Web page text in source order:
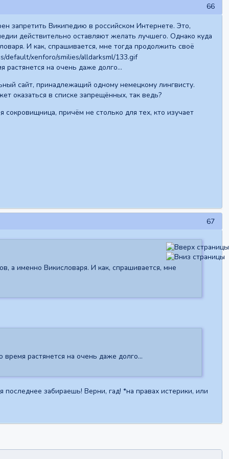
66
запретить Википедию в российском Интернете. Это,
действительно оставляют желать лучшего. Однако куда
И как, спрашивается, мне тогда продолжить своё
растянется на очень даже долго...
сайт, принадлежащий одному немецкому лингвисту.
оказаться в списке запрещённых, так ведь?
причём не столько для тех, кто изучает
67
а именно Викисловаря. И как, спрашивается, мне
растянется на очень даже долго...
забираешь! Верни, гад! *на правах истерики, или